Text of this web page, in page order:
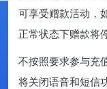
可享受赠款活动，
正常状态下赠款将
不按照要求参与充
将关闭语音和短信